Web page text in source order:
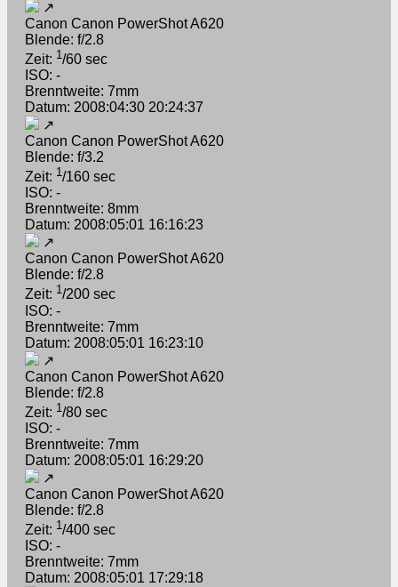
↗
Canon Canon PowerShot A620
Blende: f/2.8
Zeit: 1 /60 sec
ISO: -
Brenntweite: 7mm
Datum: 2008:04:30 20:24:37
↗
Canon Canon PowerShot A620
Blende: f/3.2
Zeit: 1/160 sec
ISO: -
Brenntweite: 8mm
Datum: 2008:05:01 16:16:23
↗
Canon Canon PowerShot A620
Blende: f/2.8
Zeit: 1/200 sec
ISO: -
Brenntweite: 7mm
Datum: 2008:05:01 16:23:10
↗
Canon Canon PowerShot A620
Blende: f/2.8
Zeit: 1 /80 sec
ISO: -
Brenntweite: 7mm
Datum: 2008:05:01 16:29:20
↗
Canon Canon PowerShot A620
Blende: f/2.8
Zeit: 1/400 sec
ISO: -
Brenntweite: 7mm
Datum: 2008:05:01 17:29:18